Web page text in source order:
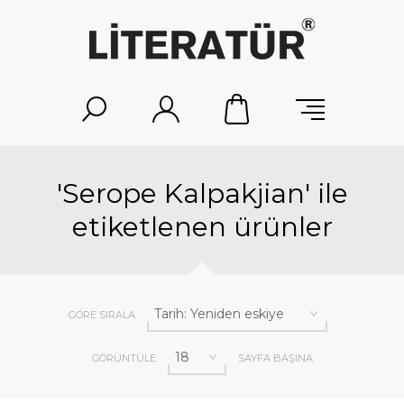
'Serope Kalpakjian' ile
etiketlenen ürünler
GÖRE SIRALA
GÖRÜNTÜLE SAYFA BAŞINA